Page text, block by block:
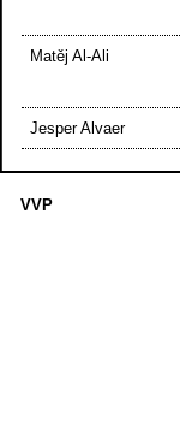
Matěj Al-Ali
Jesper Alvaer
VVP